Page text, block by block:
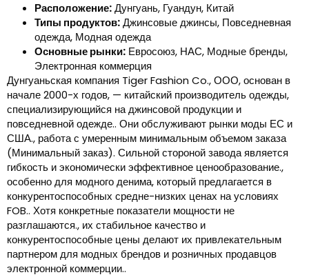
Расположение:Дунгуань, Гуандун, Китай
Типы продуктов:Джинсовые джинсы, Повседневная
одежда, Модная одежда
Основные рынки: Евросоюз, НАС, Модные бренды,
Электронная коммерция
Дунгуаньская компания Tiger Fashion Co., ООО, основан в
начале 2000-х годов, — китайский производитель одежды,
специализирующийся на джинсовой продукции и
повседневной одежде.. Они обслуживают рынки моды ЕС и
США., работа с умеренным минимальным объемом заказа
(Минимальный заказ). Сильной стороной завода является
гибкость и экономически эффективное ценообразование.,
особенно для модного денима, который предлагается в
конкурентоспособных средне-низких ценах на условиях
FOB.. Хотя конкретные показатели мощности не
разглашаются., их стабильное качество и
конкурентоспособные цены делают их привлекательным
партнером для модных брендов и розничных продавцов
электронной коммерции..